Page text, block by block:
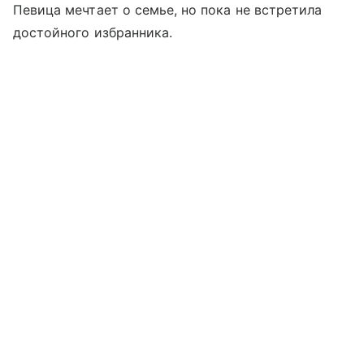
Певица мечтает о семье, но пока не встретила
достойного избранника.